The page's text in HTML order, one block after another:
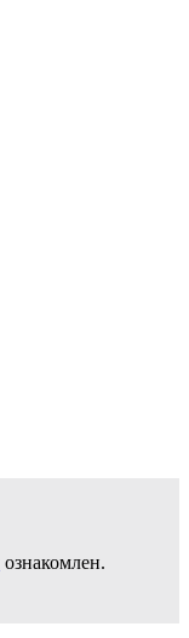
ознакомлен.